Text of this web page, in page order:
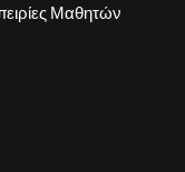
Μαθητών